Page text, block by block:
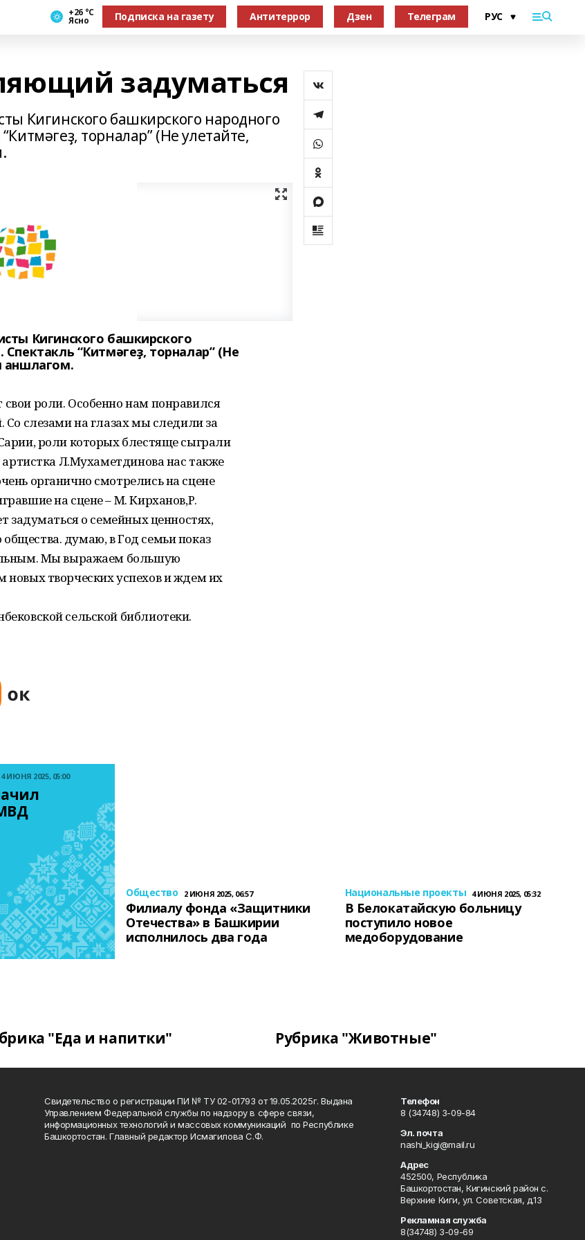
+26 °С
Ясно Подписка на газету Антитеррор Дзен Телеграм
задуматься
Кигинского башкирского народного
торналар” (Не улетайте,
Кигинского башкирского
“Китмәгеҙ, торналар” (Не
аншлагом.
роли. Особенно нам понравился
слезами на глазах мы следили за
роли которых блестяще сыграли
Л.Мухаметдинова нас также
органично смотрелись на сцене
на сцене – М. Кирханов,Р.
задуматься о семейных ценностях,
думаю, в Год семьи показ
Мы выражаем большую
новых творческих успехов и ждем их
сельской библиотеки.
4 ИЮНЯ 2025, 05:00
Общество 2 ИЮНЯ 2025, 06:57
Филиалу фонда «Защитники
Отечества» в Башкирии
исполнилось два года
Национальные проекты 4 ИЮНЯ 2025, 05:32
В Белокатайскую больницу
поступило новое
медоборудование
"Еда и напитки" Рубрика "Животные"
Свидетельство о регистрации ПИ № ТУ 02-01793 от 19.05.2025г. Выдана
Управлением Федеральной службы по надзору в сфере связи,
информационных технологий и массовых коммуникаций по Республике
Башкортостан. Главный редактор Исмагилова С.Ф.
Телефон
8 (34748) 3-09-84
Эл. почта
nashi_kigi@mail.ru
Адрес
452500, Республика
Башкортостан, Кигинский район с.
Верхние Киги, ул. Советская, д.13
Рекламная служба
8(34748) 3-09-69